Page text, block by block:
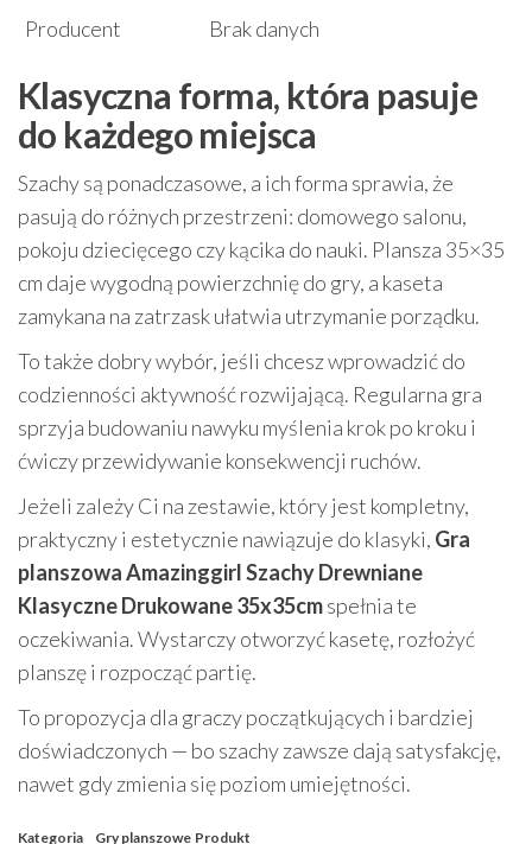
Producent
Brak danych
Klasyczna forma, która pasuje
do każdego miejsca
Szachy są ponadczasowe, a ich forma sprawia, że
pasują do różnych przestrzeni: domowego salonu,
pokoju dziecięcego czy kącika do nauki. Plansza 35×35
cm daje wygodną powierzchnię do gry, a kaseta
zamykana na zatrzask ułatwia utrzymanie porządku.
To także dobry wybór, jeśli chcesz wprowadzić do
codzienności aktywność rozwijającą. Regularna gra
sprzyja budowaniu nawyku myślenia krok po kroku i
ćwiczy przewidywanie konsekwencji ruchów.
Jeżeli zależy Ci na zestawie, który jest kompletny,
praktyczny i estetycznie nawiązuje do klasyki, Gra
planszowa Amazinggirl Szachy Drewniane
Klasyczne Drukowane 35x35cmspełnia te
oczekiwania. Wystarczy otworzyć kasetę, rozłożyć
planszę i rozpocząć partię.
To propozycja dla graczy początkujących i bardziej
doświadczonych — bo szachy zawsze dają satysfakcję,
nawet gdy zmienia się poziom umiejętności.
Kategoria Gry planszowe Produkt